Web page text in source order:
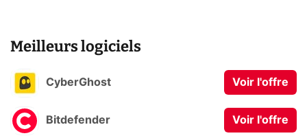
Meilleurs logiciels
CyberGhost Voir l'offre
Bitdefender Voir l'offre